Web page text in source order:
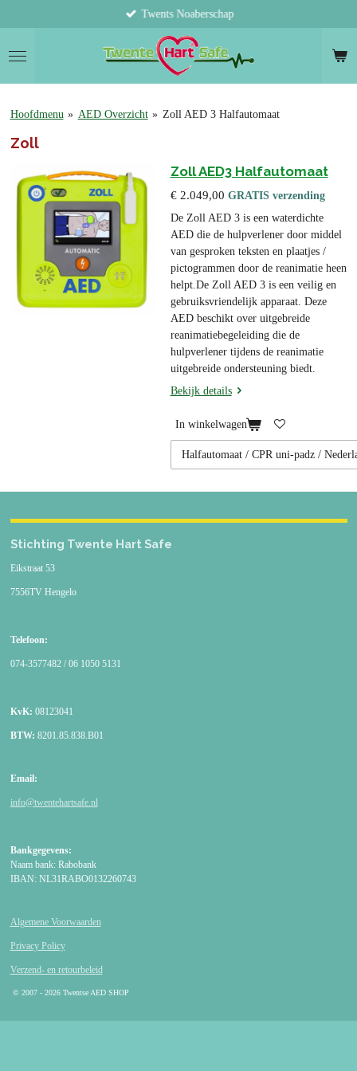
direct
naar
de
hoofdinhoud
Twents Noaberschap
Hoofdmenu » AED Overzicht » Zoll AED 3 Halfautomaat
Zoll
Zoll AED3 Halfautomaat
€ 2.049,00 GRATIS verzending
De Zoll AED 3 is een waterdichte
AED die de hulpverlener door middel
van gesproken teksten en plaatjes /
pictogrammen door de reanimatie heen
helpt.De Zoll AED 3 is een veilig en
gebruiksvriendelijk apparaat. Deze
AED beschikt over uitgebreide
reanimatiebegeleiding die de
hulpverlener tijdens de reanimatie
uitgebreide ondersteuning biedt.
Bekijk details
In winkelwagen
Stichting Twente Hart Safe
Eikstraat 53
7556TV Hengelo
Telefoon:
074-3577482 / 06 1050 5131
KvK: 08123041
BTW: 8201.85.838.B01
Email:
info@twentehartsafe.nl
Bankgegevens:
Naam bank: Rabobank
IBAN: NL31RABO0132260743
Algemene Voorwaarden
Privacy Policy
Verzend- en retourbeleid
© 2007 - 2026 Twentse AED SHOP